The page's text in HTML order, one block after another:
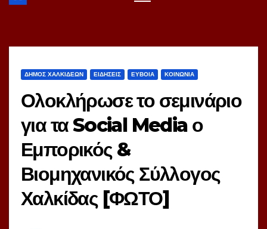
ΔΗΜΟΣ ΧΑΛΚΙΔΕΩΝ ΕΙΔΗΣΕΙΣ ΕΥΒΟΙΑ ΚΟΙΝΩΝΙΑ
Ολοκλήρωσε το σεμινάριο
για τα Social Media ο
Εμπορικός &
Βιομηχανικός Σύλλογος
Χαλκίδας [ΦΩΤΟ]